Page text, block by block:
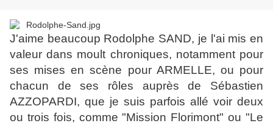
J'aime beaucoup Rodolphe SAND, je l'ai mis en
valeur dans moult chroniques, notamment pour
ses mises en scène pour ARMELLE, ou pour
chacun de ses rôles auprès de Sébastien
AZZOPARDI, que je suis parfois allé voir deux
ou trois fois, comme "Mission Florimont" ou "Le